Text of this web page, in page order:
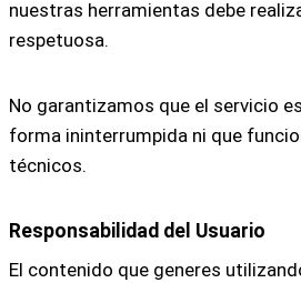
nuestras herramientas debe
respetuosa.
No garantizamos que el servicio
forma ininterrumpida ni que
técnicos.
Responsabilidad del Usuario
El contenido que generes